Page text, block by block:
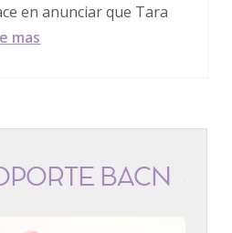
en anunciar que Tara
mas
BACN